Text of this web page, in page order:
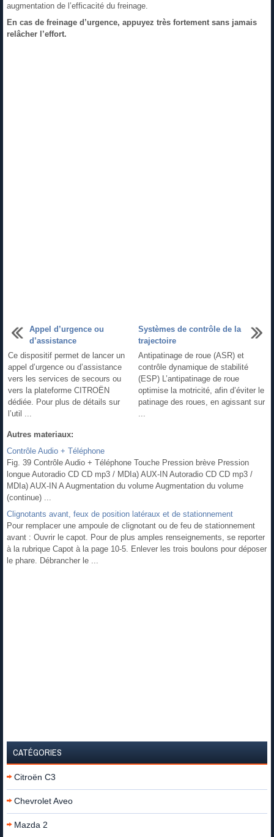
augmentation de l’efficacité du freinage.
En cas de freinage d’urgence, appuyez très fortement sans jamais
relâcher l’effort.
Appel d’urgence ou
d’assistance
Ce dispositif permet de lancer un
appel d’urgence ou d’assistance
vers les services de secours ou
vers la plateforme CITROËN
dédiée. Pour plus de détails sur
l’util ...
Systèmes de contrôle de la
trajectoire
Antipatinage de roue (ASR) et
contrôle dynamique de stabilité
(ESP) L’antipatinage de roue
optimise la motricité, afin d’éviter le
patinage des roues, en agissant sur
...
Autres materiaux:
Contrôle Audio + Téléphone
Fig. 39 Contrôle Audio + Téléphone Touche Pression brève Pression
longue Autoradio CD CD mp3 / MDIa) AUX-IN Autoradio CD CD mp3 /
MDIa) AUX-IN A Augmentation du volume Augmentation du volume
(continue) ...
Clignotants avant, feux de position latéraux et de stationnement
Pour remplacer une ampoule de clignotant ou de feu de stationnement
avant : Ouvrir le capot. Pour de plus amples renseignements, se reporter
à la rubrique Capot à la page 10‑5. Enlever les trois boulons pour déposer
le phare. Débrancher le ...
CATÉGORIES
Citroën C3
Chevrolet Aveo
Mazda 2